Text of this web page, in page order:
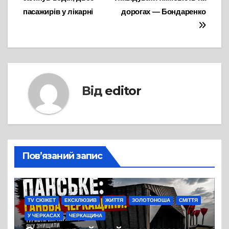
дорогах — Бондаренко
пасажирів у лікарні
Від editor
Пов’язаний запис
TV СЮЖЕТ ЕКСКЛЮЗИВ ЖИТТЯ ЗОЛОТОНОША СМІТТЯ
У ЧЕРКАСАХ ЧЕРКАЩИНА